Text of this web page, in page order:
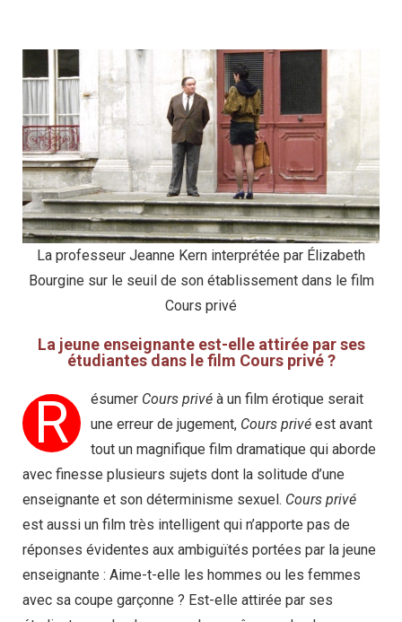
La professeur Jeanne Kern interprétée par Élizabeth
Bourgine sur le seuil de son établissement dans le film
Cours privé
La jeune enseignante est-elle attirée par ses
étudiantes dans le film Cours privé ?
R ésumer Cours privé à un film érotique serait
une erreur de jugement, Cours privé est avant
tout un magnifique film dramatique qui aborde
avec finesse plusieurs sujets dont la solitude d’une
enseignante et son déterminisme sexuel. Cours privé
est aussi un film très intelligent qui n’apporte pas de
réponses évidentes aux ambiguïtés portées par la jeune
enseignante : Aime-t-elle les hommes ou les femmes
avec sa coupe garçonne ? Est-elle attirée par ses